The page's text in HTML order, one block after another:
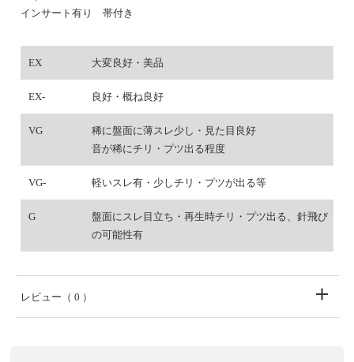
インサート有り 帯付き
EX 大変良好・美品
EX- 良好・概ね良好
VG
稀に盤面に薄スレ少し・見た目良好
音が稀にチリ・プツ出る程度
VG- 軽いスレ有・少しチリ・プツが出る等
G
盤面にスレ目立ち・再生時チリ・プツ出る、針飛び
の可能性有
レビュー （ 0 ）